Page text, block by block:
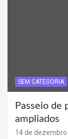
SEM CATEGORIA
Passeio de
ampliados
14 de dezembro